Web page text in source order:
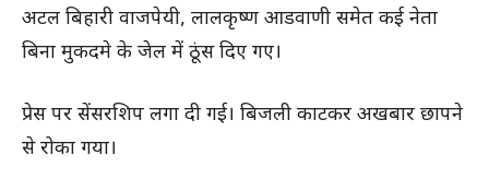
अटल बिहारी वाजपेयी, लालकृष्ण आडवाणी समेत कई नेता
बिना मुकदमे के जेल में ठूंस दिए गए।
प्रेस पर सेंसरशिप लगा दी गई। बिजली काटकर अखबार छापने
से रोका गया।